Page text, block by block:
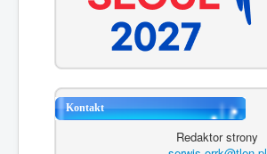
Kontakt
Redaktor strony